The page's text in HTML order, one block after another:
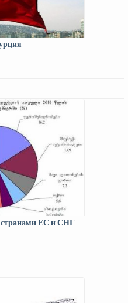
странами ЕС и СНГ